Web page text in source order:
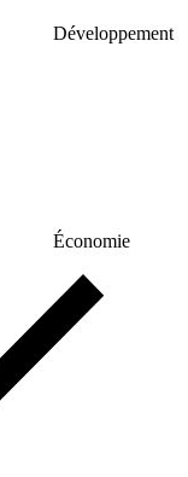
Développement
Économie